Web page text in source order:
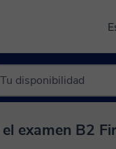
examen B2